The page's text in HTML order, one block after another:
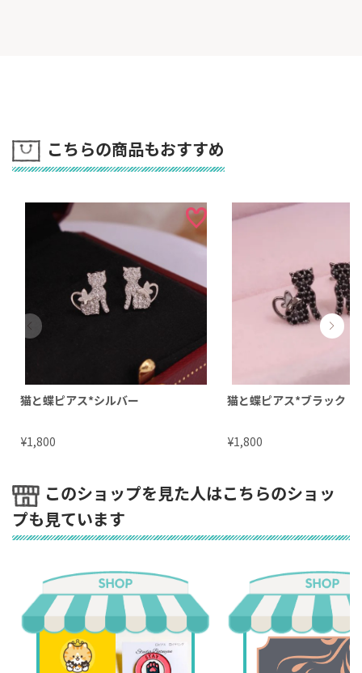
こちらの商品もおすすめ
猫と蝶ピアス*シルバー
¥1,800
猫と蝶ピアス*ブラック
¥1,800
このショップを見た人はこちらのショッ
プも見ています